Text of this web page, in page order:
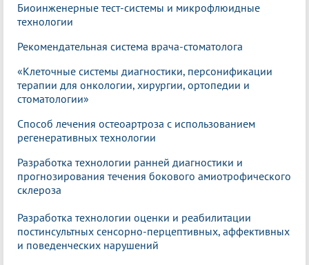
Биоинженерные тест-системы и микрофлюидные
технологии
Рекомендательная система врача-стоматолога
«Клеточные системы диагностики, персонификации
терапии для онкологии, хирургии, ортопедии и
стоматологии»
Способ лечения остеоартроза с использованием
регенеративных технологии
Разработка технологии ранней диагностики и
прогнозирования течения бокового амиотрофического
склероза
Разработка технологии оценки и реабилитации
постинсультных сенсорно-перцептивных, аффективных
и поведенческих нарушений